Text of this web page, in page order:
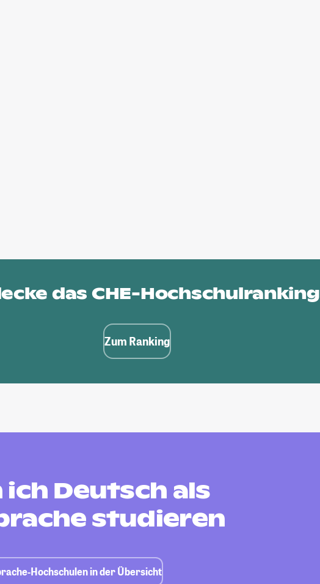
das CHE-Hochschulranking
Zum Ranking
ich Deutsch als
studieren
Hochschulen in der Übersicht